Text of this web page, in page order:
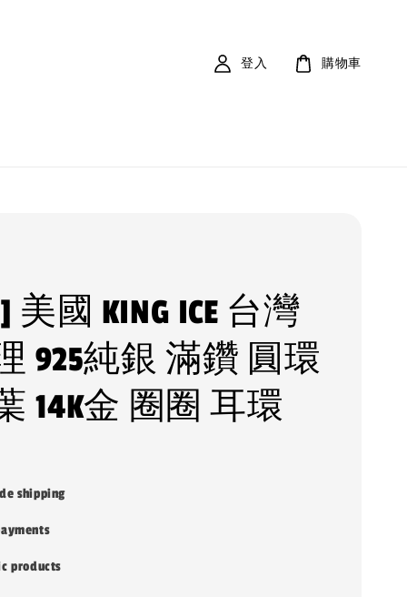
登入 購物車
美國 KING ICE 台灣
925純銀 滿鑽 圓環
14K金 圈圈 耳環
shipping
products